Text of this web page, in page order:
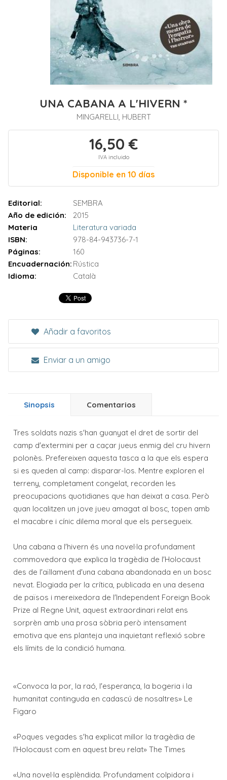
UNA CABANA A L'HIVERN *
MINGARELLI, HUBERT
16,50 €
IVA incluido
Disponible en 10 días
Editorial:
SEMBRA
Año de edición:
2015
Materia
Literatura variada
ISBN:
978-84-943736-7-1
Páginas:
160
Encuadernación: Rústica
Idioma:
Català
Añadir a favoritos
Enviar a un amigo
Sinopsis Comentarios
Tres soldats nazis s'han guanyat el dret de sortir del
camp d'extermini per a caçar jueus enmig del cru hivern
polonès. Prefereixen aquesta tasca a la que els espera
si es queden al camp: disparar-los. Mentre exploren el
terreny, completament congelat, recorden les
preocupacions quotidianes que han deixat a casa. Però
quan localitzen un jove jueu amagat al bosc, topen amb
el macabre i cínic dilema moral que els persegueix.
Una cabana a l'hivern és una novel·la profundament
commovedora que explica la tragèdia de l'Holocaust
des de l'aïllament d'una cabana abandonada en un bosc
nevat. Elogiada per la crítica, publicada en una desena
de països i mereixedora de l'Independent Foreign Book
Prize al Regne Unit, aquest extraordinari relat ens
sorprèn amb una prosa sòbria però intensament
emotiva que ens planteja una inquietant reflexió sobre
els límits de la condició humana.
«Convoca la por, la raó, l'esperança, la bogeria i la
humanitat continguda en cadascú de nosaltres» Le
Figaro
«Poques vegades s'ha explicat millor la tragèdia de
l'Holocaust com en aquest breu relat» The Times
«Una novel·la esplèndida. Profundament colpidora i